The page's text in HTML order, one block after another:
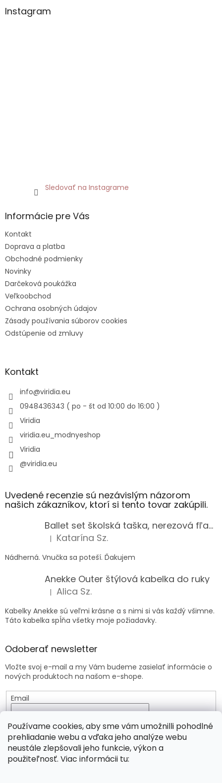
Používame cookies, aby sme vám umožnilli pohodlné
prehliadanie webu a vďaka jeho analýze webu
neustále zlepšovali jeho funkcie, výkon a
použiteľnosť. Viac informácii tu:
Instagram
Sledovať na Instagrame
Informácie pre Vás
Kontakt
Doprava a platba
Obchodné podmienky
Novinky
Darčeková poukážka
Veľkoobchod
Ochrana osobných údajov
Zásady používania súborov cookies
Odstúpenie od zmluvy
Kontakt
info@viridia.eu
0948436343 ( po - št od 10:00 do 16:00 )
Viridia
viridia.eu_modnyeshop
Viridia
@viridia.eu
Uvedené recenzie sú nezávislým názorom
našich zákazníkov, ktorí si tento tovar zakúpili.
Ballet set školská taška, nerezová fľaša a plný peračník s motívom baletky pre dievča
Hodnotenie produktu je 5 z 5 hviezdičiek.
| Katarína Sz.
Nádherná. Vnučka sa poteší. Ďakujem
Anekke Outer štýlová kabelka do ruky
Hodnotenie produktu je 5 z 5 hviezdičiek.
| Alica Sz.
Kabelky Anekke sú veľmi krásne a s nimi si vás každý všimne.
Táto kabelka spĺňa všetky moje požiadavky.
Odoberať newsletter
Vložte svoj e-mail a my Vám budeme zasielať informácie o
nových produktoch na našom e-shope.
Email
osobných údajov
PRIHLÁSIŤ SA